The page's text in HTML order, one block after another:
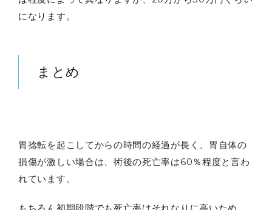
になります。
まとめ
胃捻転を起こしてからの時間の経過が長く、胃自体の
損傷が激しい場合は、術後の死亡率は60％程度と言わ
れています。